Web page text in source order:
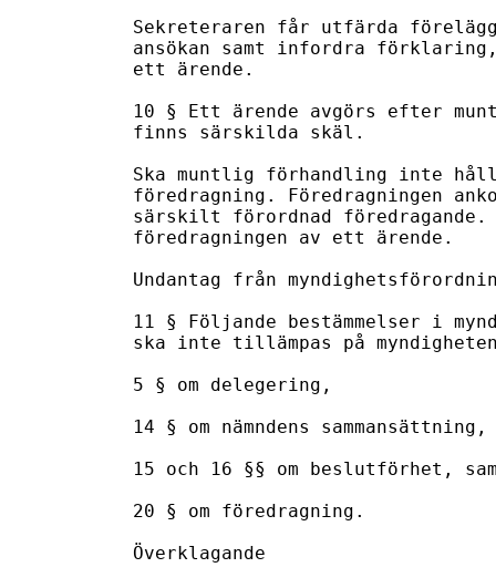
Sekreteraren får utfärda
ansökan samt infordra
ett ärende.
10 § Ett ärende avgörs efter
finns särskilda skäl.
Ska muntlig förhandling inte
föredragning. Föredragningen
särskilt förordnad föredragande.
föredragningen av ett ärende.
Undantag från
11 § Följande bestämmelser i
ska inte tillämpas på
5 § om delegering,
14 § om nämndens sammansättning,
15 och 16 §§ om beslutförhet,
20 § om föredragning.
Överklagande